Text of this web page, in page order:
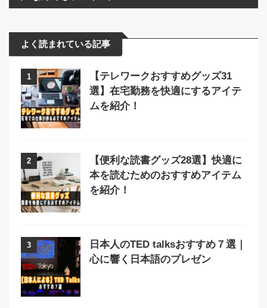
よく読まれている記事
1
【テレワークおすすめグッズ31
選】在宅勤務を快適にするアイテ
ムを紹介！
2
【便利な読書グッズ28選】快適に
本を読むためのおすすめアイテム
を紹介！
3
日本人のTED talksおすすめ７選｜
心に響く日本語のプレゼン